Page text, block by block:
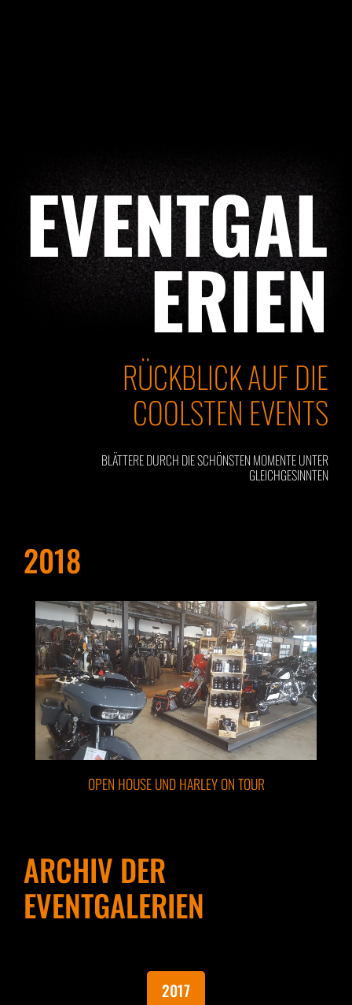
EVENTGAL
ERIEN
RÜCKBLICK AUF DIE
COOLSTEN EVENTS
BLÄTTERE DURCH DIE SCHÖNSTEN MOMENTE UNTER
GLEICHGESINNTEN
2018
OPEN HOUSE UND HARLEY ON TOUR
ARCHIV DER
EVENTGALERIEN
2017